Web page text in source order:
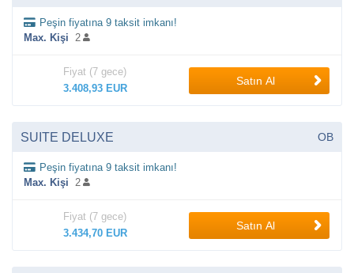
Peşin fiyatına 9 taksit imkanı!
Max. Kişi 2
Fiyat (7 gece)
3.408,93 EUR
Satın Al
SUITE DELUXE OB
Peşin fiyatına 9 taksit imkanı!
Max. Kişi 2
Fiyat (7 gece)
3.434,70 EUR
Satın Al